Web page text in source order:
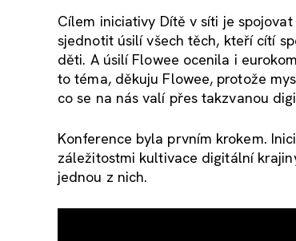
Cílem iniciativy Dítě v síti je
sjednotit úsilí všech těch, kteří cítí
děti. A úsilí Flowee ocenila i
to téma, děkuju Flowee, protože
co se na nás valí přes takzvanou
Konference byla prvním krokem.
záležitostmi kultivace digitální
jednou z nich.